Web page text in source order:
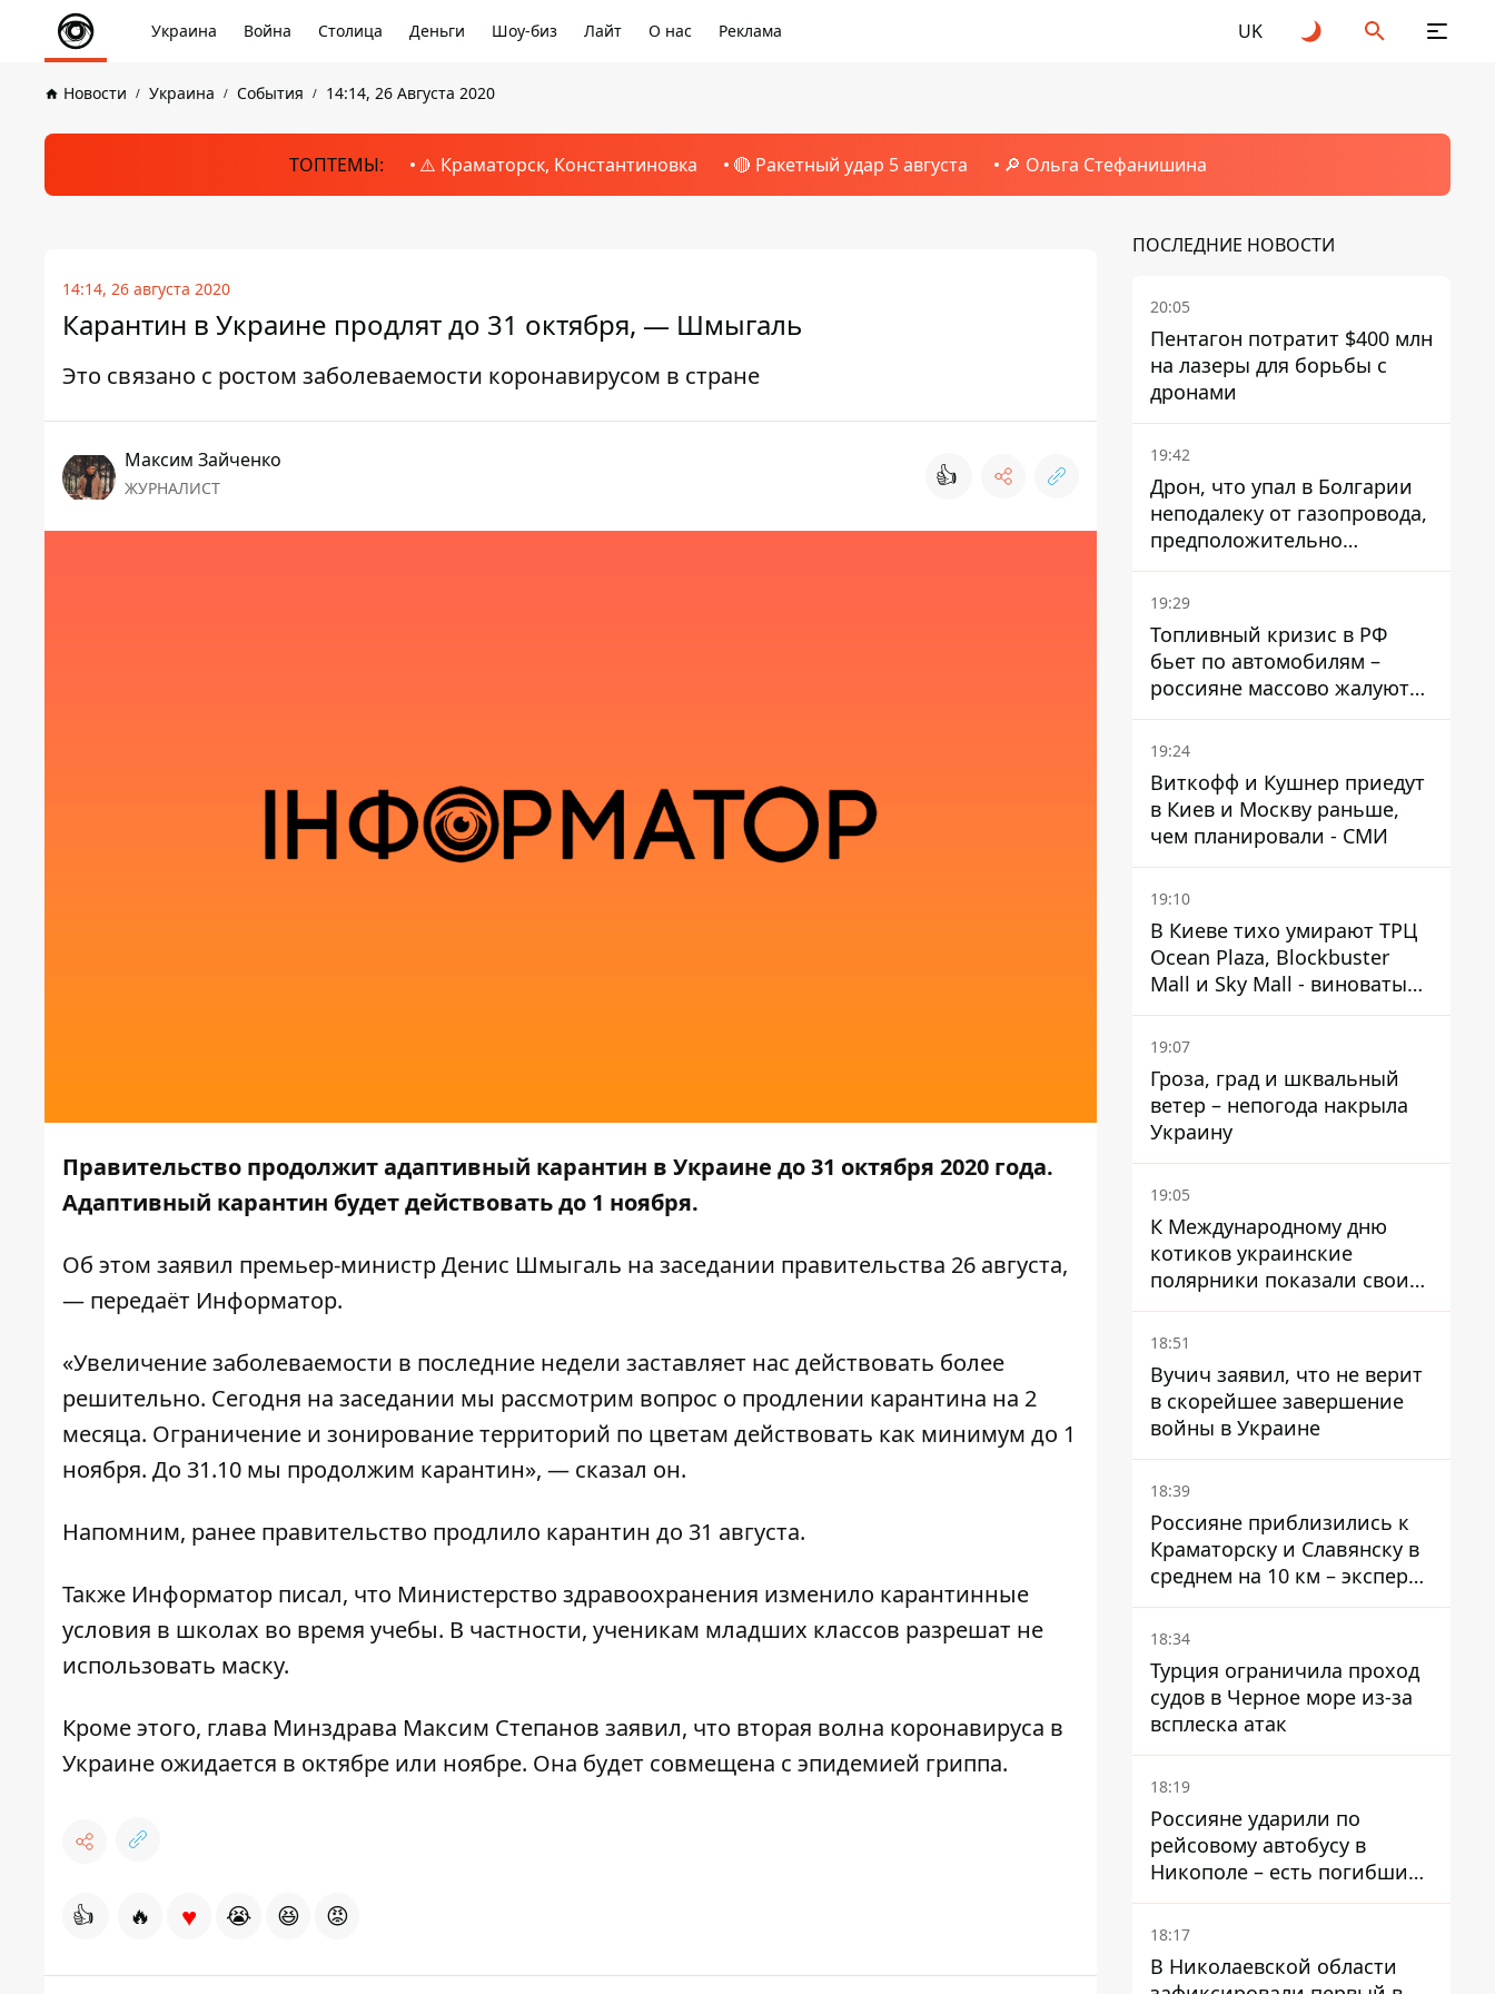
Украина Война Столица Деньги Шоу-биз Лайт О нас Реклама UK
Новости Украина События 14:14, 26 Августа 2020
ТОПТЕМЫ: ⚠️ Краматорск, Константиновка 🔴 Ракетный удар 5 августа 🔎 Ольга Стефанишина
14:14, 26 августа 2020
Карантин в Украине продлят до 31 октября, — Шмыгаль
Это связано с ростом заболеваемости коронавирусом в стране
Максим Зайченко
ЖУРНАЛИСТ 👍
Правительство продолжит адаптивный карантин в Украине до 31 октября 2020 года.
Адаптивный карантин будет действовать до 1 ноября.
Об этом заявил премьер-министр Денис Шмыгаль на заседании правительства 26 августа,
— передаёт Информатор.
«Увеличение заболеваемости в последние недели заставляет нас действовать более
решительно. Сегодня на заседании мы рассмотрим вопрос о продлении карантина на 2
месяца. Ограничение и зонирование территорий по цветам действовать как минимум до 1
ноября. До 31.10 мы продолжим карантин», — сказал он.
Напомним, ранее правительство продлило карантин до 31 августа.
Также Информатор писал, что Министерство здравоохранения изменило карантинные
условия в школах во время учебы. В частности, ученикам младших классов разрешат не
использовать маску.
Кроме этого, глава Минздрава Максим Степанов заявил, что вторая волна коронавируса в
Украине ожидается в октябре или ноябре. Она будет совмещена с эпидемией гриппа.
👍 🔥 ♥ 😭 😆 😡
ПОСЛЕДНИЕ НОВОСТИ
20:05
Пентагон потратит $400 млн
на лазеры для борьбы с
дронами
19:42
Дрон, что упал в Болгарии
неподалеку от газопровода,
предположительно
украинский - Минобороны
страны
19:29
Топливный кризис в РФ
бьет по автомобилям –
россияне массово жалуются
на поломки из-за
некачественного бензина
19:24
Виткофф и Кушнер приедут
в Киев и Москву раньше,
чем планировали - СМИ
19:10
В Киеве тихо умирают ТРЦ
Ocean Plaza, Blockbuster
Mall и Sky Mall - виноваты
ленивые менеджеры и
каннибализм
19:07
Гроза, град и шквальный
ветер – непогода накрыла
Украину
19:05
К Международному дню
котиков украинские
полярники показали своих
полярников в Антарктиде
18:51
Вучич заявил, что не верит
в скорейшее завершение
войны в Украине
18:39
Россияне приблизились к
Краматорску и Славянску в
среднем на 10 км – эксперт
предупредил об усилении
наступления
18:34
Турция ограничила проход
судов в Черное море из-за
всплеска атак
18:19
Россияне ударили по
рейсовому автобусу в
Никополе – есть погибший
и раненые
18:17
В Николаевской области